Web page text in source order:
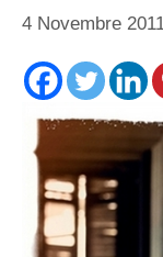
4 Novembre